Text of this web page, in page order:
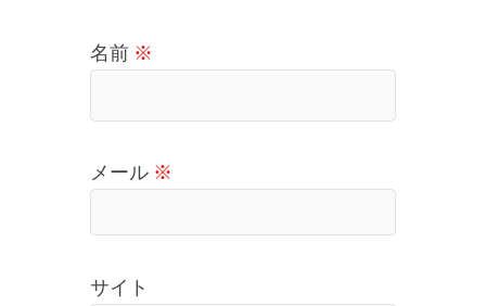
名前 ※
メール ※
サイト